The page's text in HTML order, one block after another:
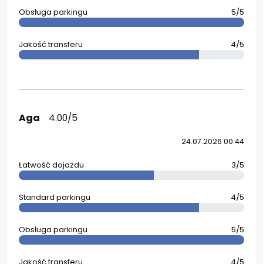
Obsługa parkingu 5/5
Jakość transferu 4/5
Aga 4.00/5
24.07.2026 00:44
Łatwość dojazdu 3/5
Standard parkingu 4/5
Obsługa parkingu 5/5